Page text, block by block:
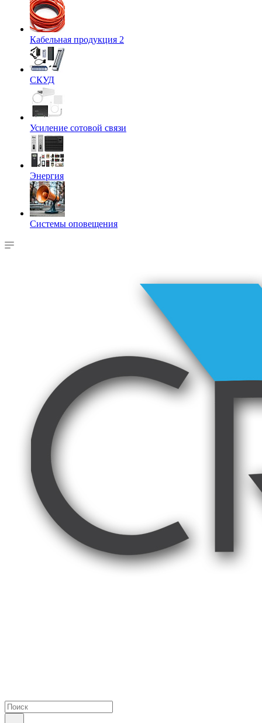
Кабельная продукция 2
СКУД
Усиление сотовой связи
Энергия
Системы оповещения